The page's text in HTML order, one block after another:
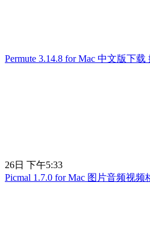
Permute 3.14.8 for Mac 中文版下
26日 下午5:33
Picmal 1.7.0 for Mac 图片音频视